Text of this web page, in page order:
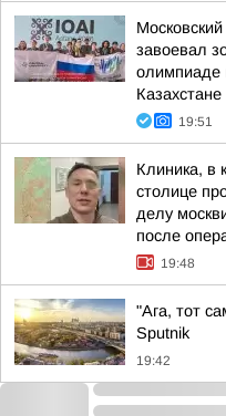
завоевал
олимпиаде
Казахстане
19:51
Клиника, в
столице
делу
после
19:48
"Ага, тот
Sputnik
19:42